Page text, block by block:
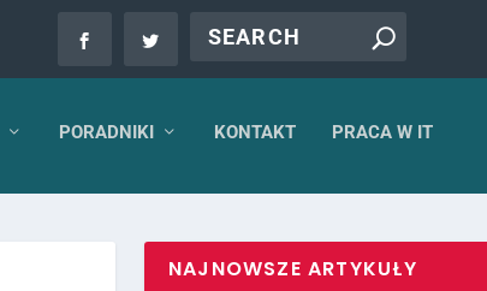
PORADNIKI KONTAKT PRACA W IT
NAJNOWSZE ARTYKUŁY